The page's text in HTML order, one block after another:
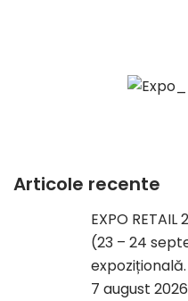
Articole recente
EXPO
(23 – 24
7 august 2026